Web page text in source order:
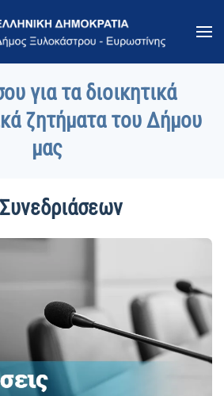
για τα διοικητικά
ζητήματα του Δήμου
μας